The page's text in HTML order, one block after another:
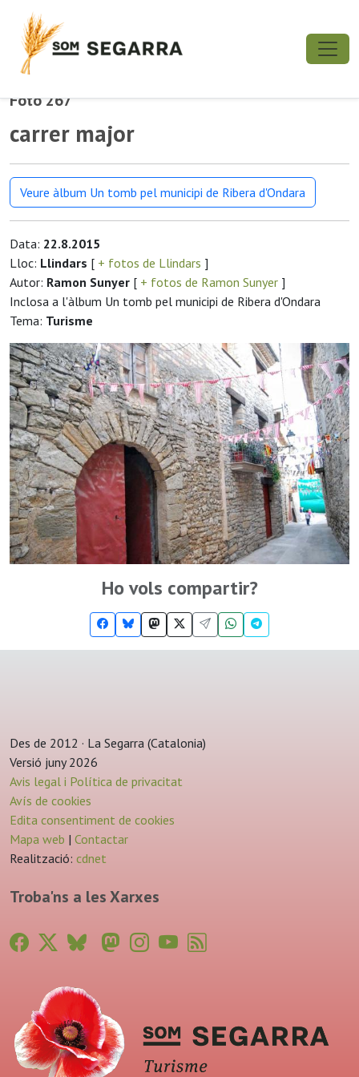
Foto 267
carrer major
Veure àlbum Un tomb pel municipi de Ribera d'Ondara
Data: 22.8.2015
Lloc: Llindars [ + fotos de Llindars ]
Autor: Ramon Sunyer [ + fotos de Ramon Sunyer ]
Inclosa a l'àlbum Un tomb pel municipi de Ribera d'Ondara
Tema: Turisme
Ho vols compartir?
Des de 2012 · La Segarra (Catalonia)
Versió juny 2026
Avis legal i Política de privacitat
Avís de cookies
Edita consentiment de cookies
Mapa web | Contactar
Realització: cdnet
Troba'ns a les Xarxes